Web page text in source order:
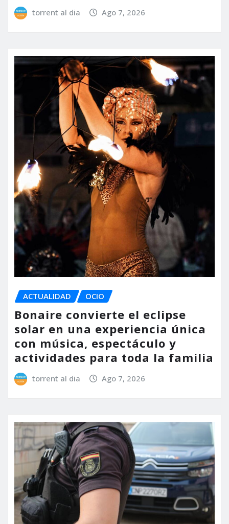
torrent al dia Ago 7, 2026
ACTUALIDAD OCIO
Bonaire convierte el eclipse
solar en una experiencia única
con música, espectáculo y
actividades para toda la familia
torrent al dia Ago 7, 2026